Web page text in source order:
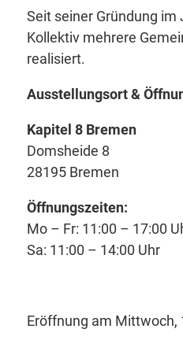
Seit seiner Gründung im
Kollektiv mehrere
realisiert.
Ausstellungsort &
Kapitel 8 Bremen
Domsheide 8
28195 Bremen
Öffnungszeiten:
Mo – Fr: 11:00 – 17:00
Sa: 11:00 – 14:00 Uhr
Eröffnung am Mittwoch,